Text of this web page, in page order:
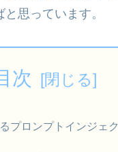
思っています。
次
プロンプトインジェ